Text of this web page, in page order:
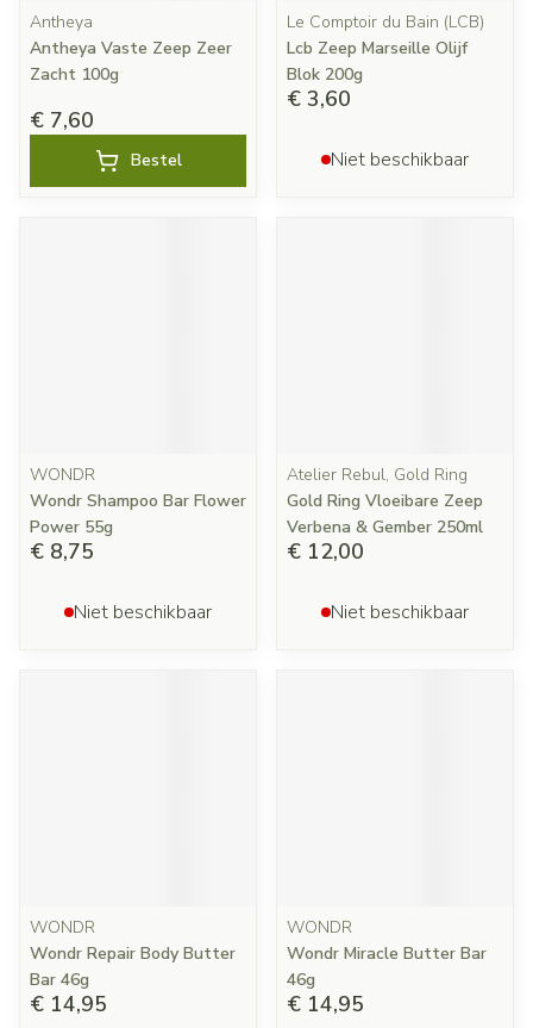
Antheya
Antheya Vaste Zeep Zeer
Zacht 100g
€ 7,60
Bestel
Le Comptoir du Bain (LCB)
Lcb Zeep Marseille Olijf
Blok 200g
€ 3,60
Niet beschikbaar
WONDR
Wondr Shampoo Bar Flower
Power 55g
€ 8,75
Niet beschikbaar
Atelier Rebul, Gold Ring
Gold Ring Vloeibare Zeep
Verbena & Gember 250ml
€ 12,00
Niet beschikbaar
WONDR
Wondr Repair Body Butter
Bar 46g
€ 14,95
WONDR
Wondr Miracle Butter Bar
46g
€ 14,95